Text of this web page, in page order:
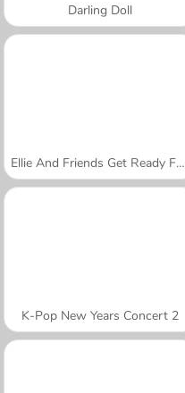
Darling Doll
Ellie And Friends Get Ready For First Date
K-Pop New Years Concert 2